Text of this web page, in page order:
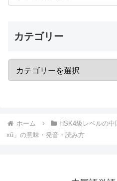
カテゴリー
ホーム HSK4級レベルの中
xǔ」の意味・発音・読み方